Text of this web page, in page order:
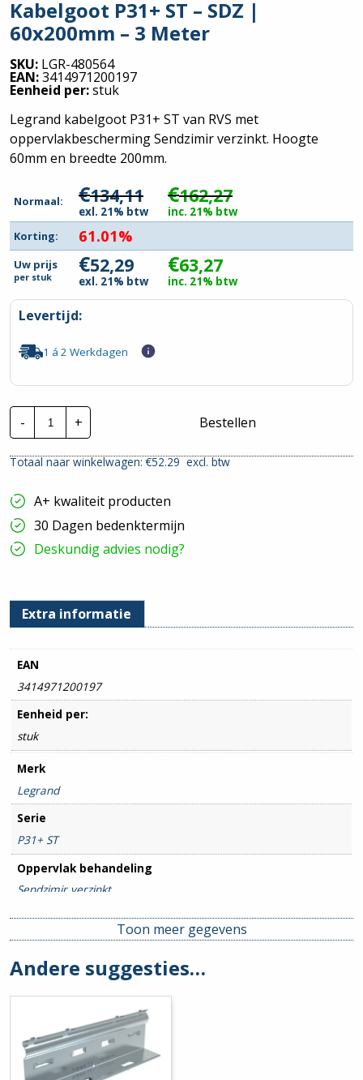
Kabelgoot P31+ ST – SDZ |
60x200mm – 3 Meter
SKU: LGR-480564
EAN:3414971200197
Eenheid per:stuk
Legrand kabelgoot P31+ ST van RVS met
oppervlakbescherming Sendzimir verzinkt. Hoogte
60mm en breedte 200mm.
Normaal: €134,11
exl. 21% btw
€162,27
inc. 21% btw
Korting:
61.01%
Uw prijs
per stuk €52,29
exl. 21% btw
€63,27
inc. 21% btw
Levertijd:
1 á 2 Werkdagen
-
Kabelgoot
P31+
ST
SDZ
60x200mm
-
3
Meter
hoeveelheid
+ Bestellen
Totaal naar winkelwagen: €52.29excl. btw
A+ kwaliteit producten
30 Dagen bedenktermijn
Deskundig advies nodig?
Extra informatie
EAN
3414971200197
Eenheid per:
stuk
Merk
Legrand
Serie
P31+ ST
Oppervlak behandeling
Sendzimir verzinkt
Breedte goot
200mm
Hoogte goot
Basisprofiel
Toon meer gegevens
Andere suggesties…